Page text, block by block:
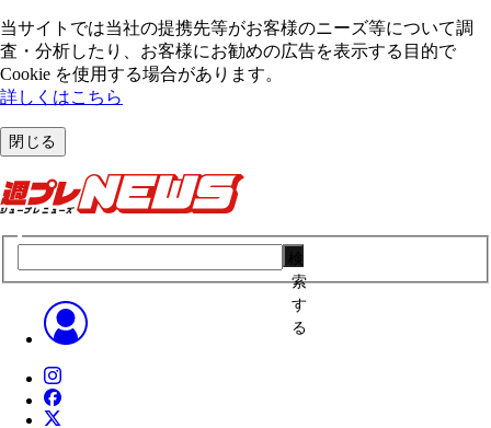
当サイトでは当社の提携先等がお客様のニーズ等について調
査・分析したり、お客様にお勧めの広告を表⽰する⽬的で
Cookie を使⽤する場合があります。
詳しくはこちら
閉じる
索
す
る